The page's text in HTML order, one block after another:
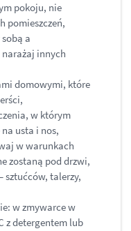
pokoju, nie
pomieszczeń,
a
innych
domowymi, które
w którym
na usta i nos,
w warunkach
zostaną pod drzwi,
sztućców, talerzy,
w zmywarce w
z detergentem lub